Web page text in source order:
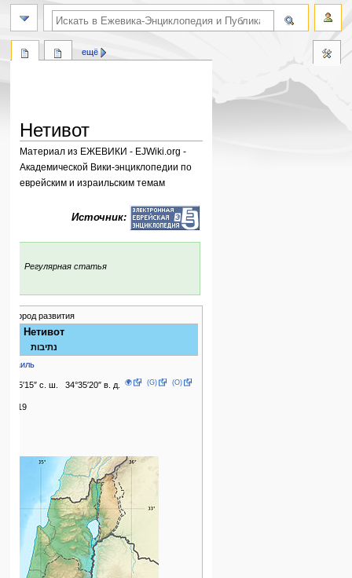
Нетивот
Материал из ЕЖЕВИКИ - EJWiki.org -
Академической Вики-энциклопедии по
еврейским и израильским темам
Источник:
Регулярная статья
Город развития
Нетивот
נתיבות
Израиль
31°25′15″ с. ш. 34°35′20″ в. д. 🌍 (G) (O)
56,019
ещё
поиск по словам